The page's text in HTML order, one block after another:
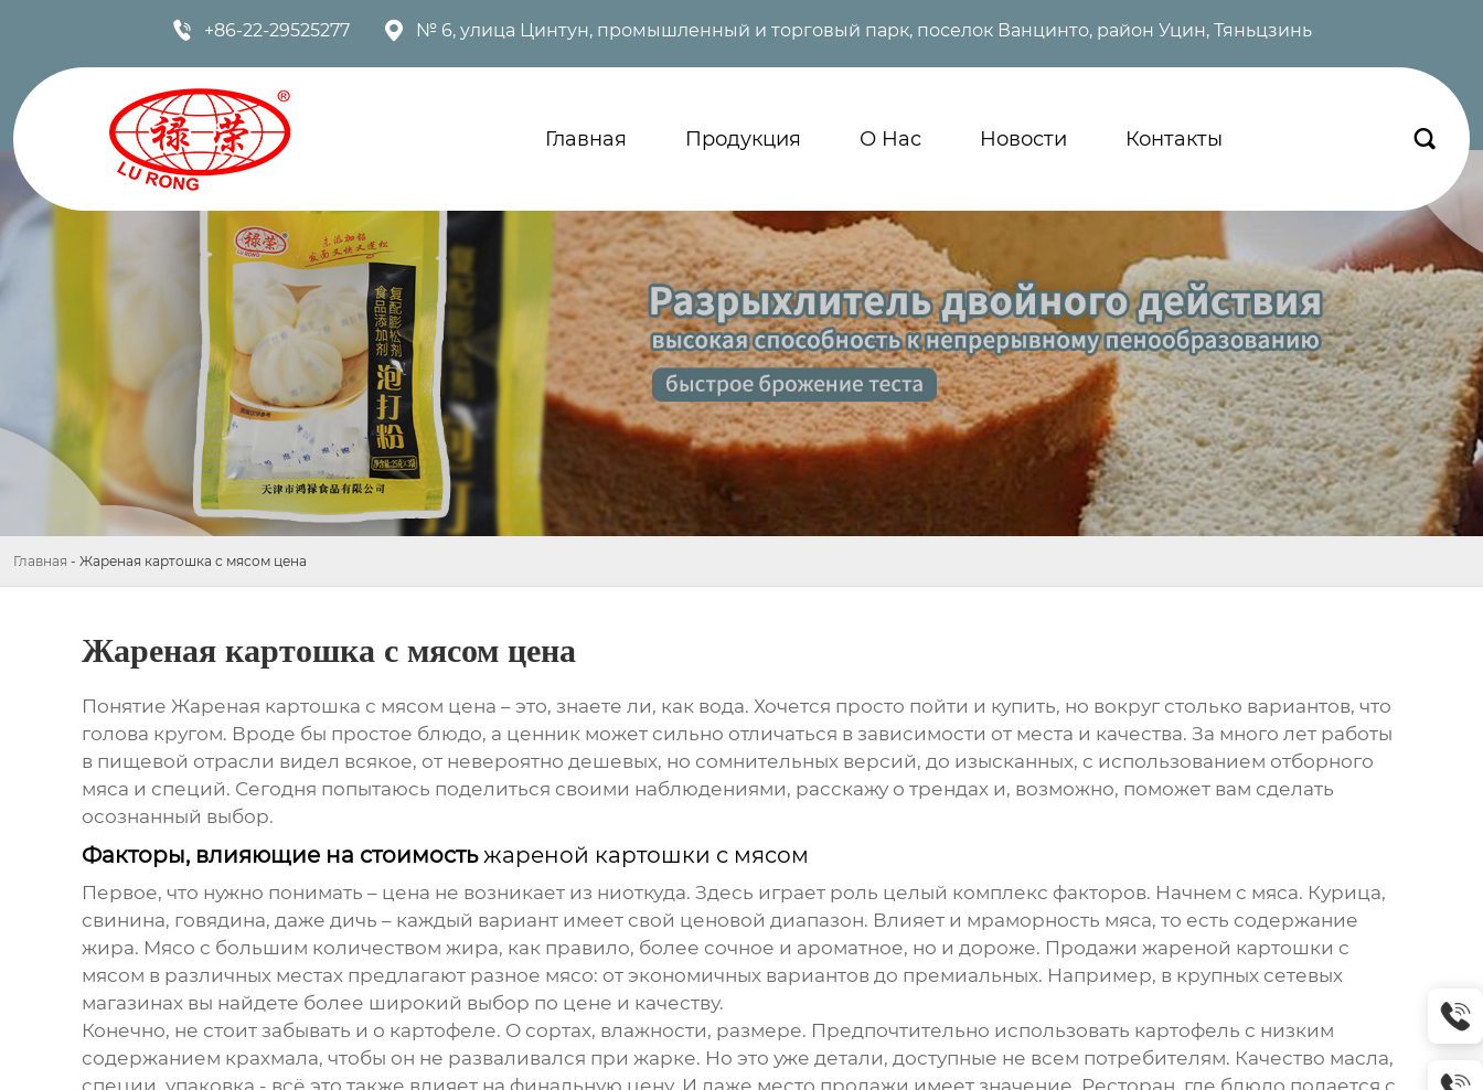
 +86-22-29525277  № 6, улица Цинтун, промышленный и торговый парк, поселок Ванцинто, район Уцин, Тяньцзинь
Главная Продукция О Нас Новости Контакты 
Главная - Жареная картошка с мясом цена
Жареная картошка с мясом цена
Понятие Жареная картошка с мясом цена – это, знаете ли, как вода. Хочется просто пойти и купить, но вокруг столько вариантов, что
голова кругом. Вроде бы простое блюдо, а ценник может сильно отличаться в зависимости от места и качества. За много лет работы
в пищевой отрасли видел всякое, от невероятно дешевых, но сомнительных версий, до изысканных, с использованием отборного
мяса и специй. Сегодня попытаюсь поделиться своими наблюдениями, расскажу о трендах и, возможно, поможет вам сделать
осознанный выбор.
Факторы, влияющие на стоимостьжареной картошки с мясом
Первое, что нужно понимать – цена не возникает из ниоткуда. Здесь играет роль целый комплекс факторов. Начнем с мяса. Курица,
свинина, говядина, даже дичь – каждый вариант имеет свой ценовой диапазон. Влияет и мраморность мяса, то есть содержание
жира. Мясо с большим количеством жира, как правило, более сочное и ароматное, но и дороже. Продажи жареной картошки с
мясом в различных местах предлагают разное мясо: от экономичных вариантов до премиальных. Например, в крупных сетевых
магазинах вы найдете более широкий выбор по цене и качеству.
Конечно, не стоит забывать и о картофеле. О сортах, влажности, размере. Предпочтительно использовать картофель с низким
содержанием крахмала, чтобы он не разваливался при жарке. Но это уже детали, доступные не всем потребителям. Качество масла,